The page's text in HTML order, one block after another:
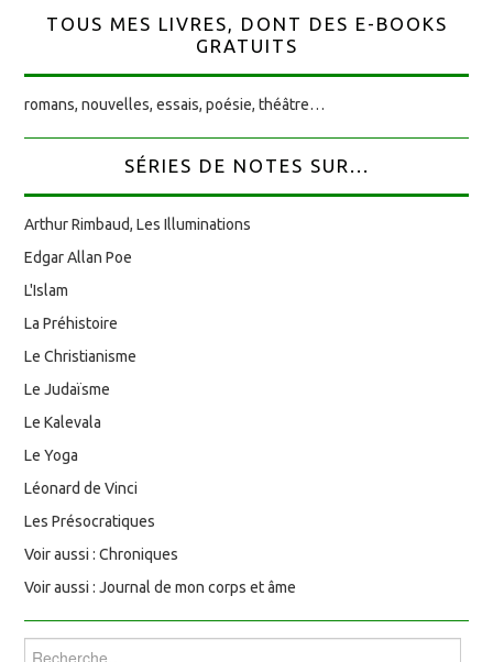
TOUS MES LIVRES, DONT DES E-BOOKS
GRATUITS
romans, nouvelles, essais, poésie, théâtre…
SÉRIES DE NOTES SUR...
Arthur Rimbaud, Les Illuminations
Edgar Allan Poe
L'Islam
La Préhistoire
Le Christianisme
Le Judaïsme
Le Kalevala
Le Yoga
Léonard de Vinci
Les Présocratiques
Voir aussi : Chroniques
Voir aussi : Journal de mon corps et âme
Rechercher :